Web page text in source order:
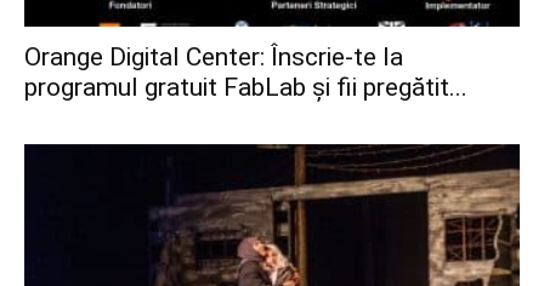
Orange Digital Center: Înscrie-te la
programul gratuit FabLab și fii pregătit...